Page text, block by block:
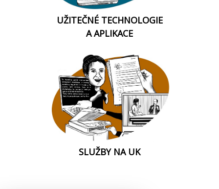
UŽITEČNÉ TECHNOLOGIE
A APLIKACE
SLUŽBY NA UK